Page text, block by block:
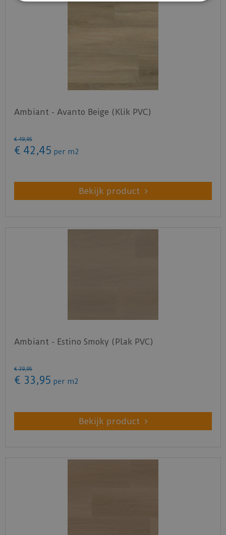
Ambiant - Avanto Beige (Klik PVC)
€ 49,95
€ 42 ,45 per m2
Bekijk product
Ambiant - Estino Smoky (Plak PVC)
€ 39,95
€ 33 ,95 per m2
Bekijk product